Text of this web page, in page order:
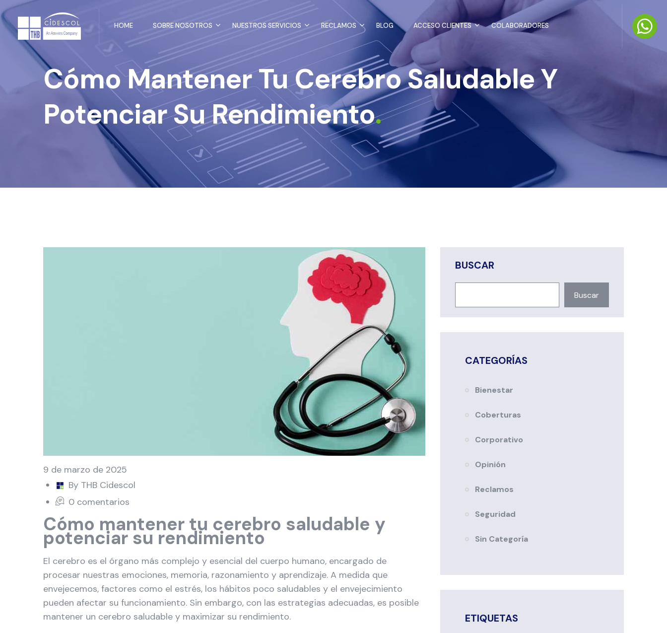
HOME SOBRE NOSOTROS NUESTROS SERVICIOS RECLAMOS BLOG ACCESO CLIENTES COLABORADORES
Cómo Mantener Tu Cerebro Saludable Y
Potenciar Su Rendimiento.
9 de marzo de 2025
By THB Cidescol
0 comentarios
Cómo mantener tu cerebro saludable y
potenciar su rendimiento
El cerebro es el órgano más complejo y esencial del cuerpo humano, encargado de
procesar nuestras emociones, memoria, razonamiento y aprendizaje. A medida que
envejecemos, factores como el estrés, los hábitos poco saludables y el envejecimiento
pueden afectar su funcionamiento. Sin embargo, con las estrategias adecuadas, es posible
mantener un cerebro saludable y maximizar su rendimiento.
BUSCAR
Buscar
CATEGORÍAS
Bienestar
Coberturas
Corporativo
Opinión
Reclamos
Seguridad
Sin Categoría
ETIQUETAS